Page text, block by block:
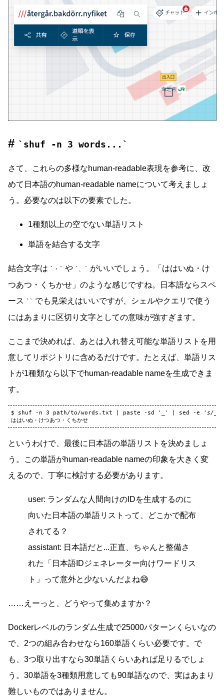
shuf -n 3 words...
さて、これらの多様なhuman-readable表現を参考に、改
めて日本語のhuman-readable nameについて考えましょ
う。必要なのは以下の要素でした。
1種類以上の空でない単語リスト
単語を結合する文字
結合文字は ・ や 、
がいいでしょう。「ははいぬ・け
つあつ・くちかせ」のような感じですね。日本語ならスペ
ース
でも見栄えはいいですが、シェルやクエリで使う
にはあまりに区切り文字としての意味が強すぎます。
ここまで決めれば、あとは入れ替え可能な単語リストを用
意してリポジトリに含めるだけです。たとえば、単語リス
トが1種類なら以下でhuman-readable nameを生成できま
す。
$ shuf -n 3 path/to/words.txt paste -sd '_' sed -e
's/_/
ははいぬ・けつあつ・くちかせ
というわけで、最後に日本語の単語リストを決めましょ
う。この単語がhuman-readable nameの印象を大きく変
えるので、丁寧に検討する必要があります。
user: ランダムな人間向けのIDを生成するのに
向いた日本語の単語リストって、どこかで配布
されてる？
assistant: 日本語だと...正直、ちゃんと整備さ
れた「日本語IDジェネレーター向けワードリス
ト」って意外と少ないんだよね😅
……えーっと、どうやって集めますか？
Dockerレベルのランダム生成で25000パターンくらいなの
で、2つの組み合わせなら160単語くらい必要です。で
も、3つ取り出すなら30単語くらいあれば足りるでしょ
う。30単語を3種類用意しても90単語なので、実はあまり
難しいものではありません。